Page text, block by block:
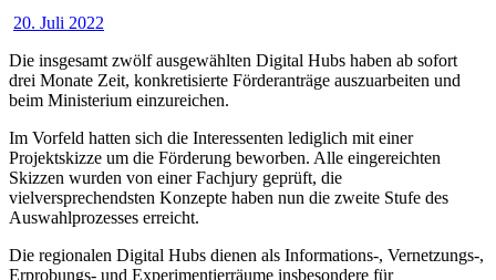
20. Juli 2022
Die insgesamt zwölf ausgewählten Digital Hubs haben ab sofort
drei Monate Zeit, konkretisierte Förderanträge auszuarbeiten und
beim Ministerium einzureichen.
Im Vorfeld hatten sich die Interessenten lediglich mit einer
Projektskizze um die Förderung beworben. Alle eingereichten
Skizzen wurden von einer Fachjury geprüft, die
vielversprechendsten Konzepte haben nun die zweite Stufe des
Auswahlprozesses erreicht.
Die regionalen Digital Hubs dienen als Informations-, Vernetzungs-,
Erprobungs- und Experimentierräume insbesondere für